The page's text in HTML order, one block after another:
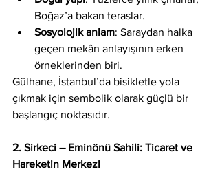
Boğaz’a bakan teraslar.
Sosyolojik anlam: Saraydan halka
geçen mekân anlayışının erken
örneklerinden biri.
Gülhane, İstanbul’da bisikletle yola
çıkmak için sembolik olarak güçlü bir
başlangıç noktasıdır.
2. Sirkeci – Eminönü Sahili: Ticaret ve
Hareketin Merkezi